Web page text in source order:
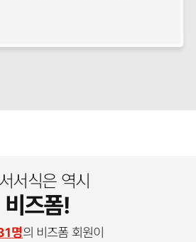
서식은 역시
비즈폼!
명의 비즈폼 회원이